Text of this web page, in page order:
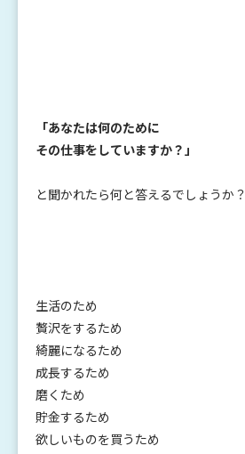
「あなたは何のために
その仕事をしていますか？」
と聞かれたら何と答えるでしょうか？
生活のため
贅沢をするため
綺麗になるため
成長するため
磨くため
貯金するため
欲しいものを買うため